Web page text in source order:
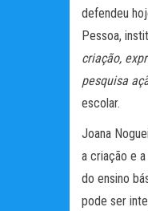
defendeu
Pessoa,
criação,
pesquisa
escolar.
Joana
a criação e
do ensino
pode ser